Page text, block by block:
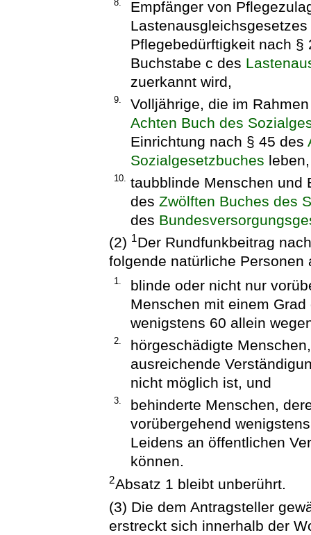
8.
Empfänger von
Pflegebedürftigkeit nach §
Buchstabe c des
zuerkannt wird,
9.
Volljährige, die im
Achten Buch des
Einrichtung nach § 45 des
Sozialgesetzbuches
10.
taubblinde Menschen und
des Zwölften Buches des
des
(2) 1Der Rundfunkbeitrag
folgende natürliche Personen
1.
blinde oder nicht nur
Menschen mit einem
wenigstens 60 allein
2.
hörgeschädigte
ausreichende
nicht möglich ist, und
3.
behinderte Menschen,
vorübergehend
Leidens an öffentlichen
können.
2Absatz 1 bleibt unberührt.
(3) Die dem Antragsteller
erstreckt sich innerhalb der